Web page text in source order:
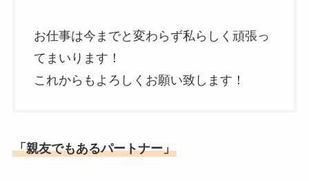
お仕事は今までと変わらず私らしく頑張っ
てまいります！
これからもよろしくお願い致します！
「親友でもあるパートナー」